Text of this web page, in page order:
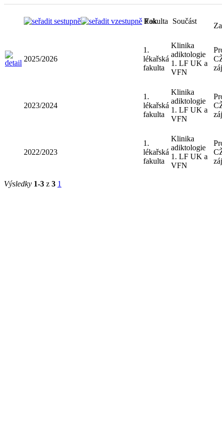
Rok
Fakulta Součást
2025/2026
1.
lékařská
fakulta
Klinika
adiktologie
1. LF UK a
VFN
2023/2024
1.
lékařská
fakulta
Klinika
adiktologie
1. LF UK a
VFN
2022/2023
1.
lékařská
fakulta
Klinika
adiktologie
1. LF UK a
VFN
Výsledky 1-3 z 3 1